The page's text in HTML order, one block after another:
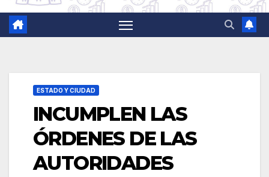
ESTADO Y CIUDAD
INCUMPLEN LAS
ÓRDENES DE LAS
AUTORIDADES